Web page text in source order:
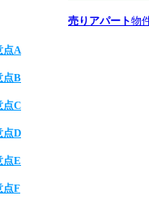
売りアパート物
点A
点B
点C
点D
点E
点F